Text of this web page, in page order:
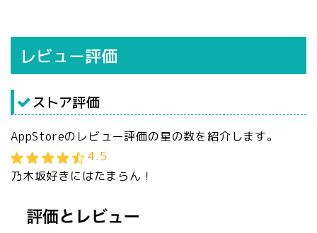
レビュー評価
ストア評価
AppStoreのレビュー評価の星の数を紹介します。
4.5
乃木坂好きにはたまらん！